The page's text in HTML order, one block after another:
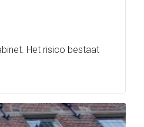
Het risico bestaat